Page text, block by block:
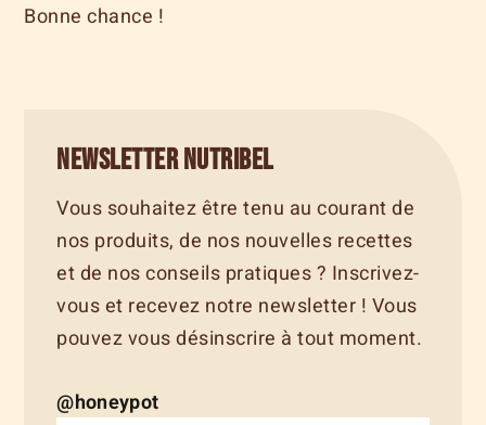
Bonne chance !
Newsletter Nutribel
Vous souhaitez être tenu au courant de
nos produits, de nos nouvelles recettes
et de nos conseils pratiques ? Inscrivez-
vous et recevez notre newsletter ! Vous
pouvez vous désinscrire à tout moment.
@honeypot